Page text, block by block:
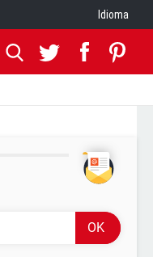
Idioma